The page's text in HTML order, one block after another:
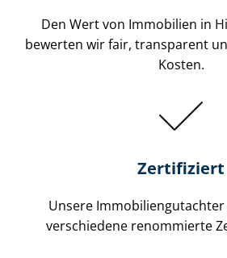
Den Wert von Immobilien in
bewerten wir fair, transparent
Kosten.
Zertifiziert
Unsere
verschiedene renommierte